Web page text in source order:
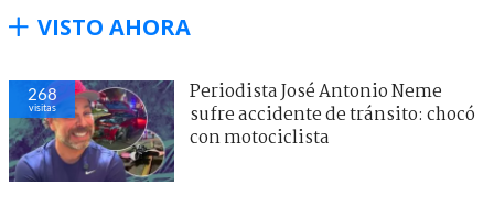
VISTO AHORA
268
visitas
Periodista José Antonio Neme
sufre accidente de tránsito: chocó
con motociclista